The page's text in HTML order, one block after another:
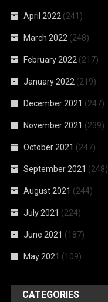
April 2022 (241)
March 2022 (248)
February 2022 (217)
January 2022 (219)
December 2021 (247)
November 2021 (239)
October 2021 (247)
September 2021 (248)
August 2021 (244)
July 2021 (224)
June 2021 (187)
May 2021 (109)
CATEGORIES